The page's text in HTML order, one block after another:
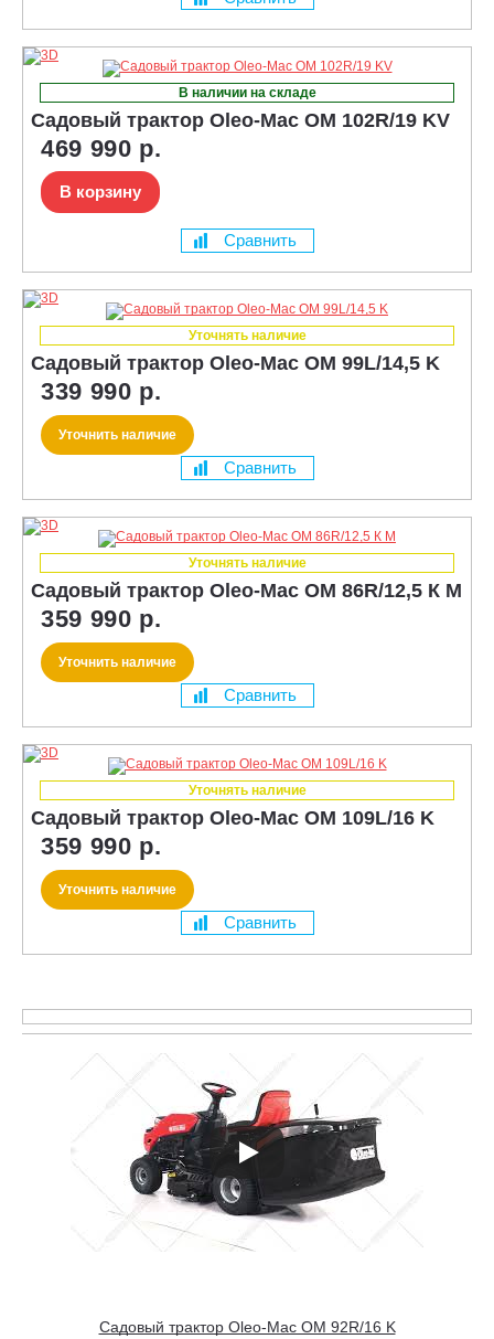
В наличии на складе
Садовый трактор Oleo-Mac OM 102R/19 KV
469 990 р.
В корзину
Сравнить
Уточнять наличие
Садовый трактор Oleo-Mac OM 99L/14,5 K
339 990 р.
Уточнить наличие
Сравнить
Уточнять наличие
Садовый трактор Oleo-Mac OM 86R/12,5 К M
359 990 р.
Уточнить наличие
Сравнить
Уточнять наличие
Садовый трактор Oleo-Mac OM 109L/16 K
359 990 р.
Уточнить наличие
Сравнить
Садовый трактор Oleo-Mac OM 92R/16 K